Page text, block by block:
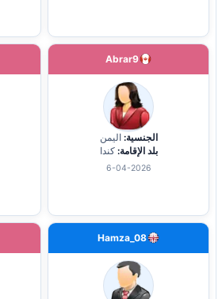
Abrar9
الجنسية: اليمن
بلد الإقامة: كندا
6-04-2026
Hamza_08